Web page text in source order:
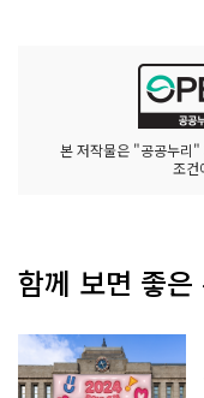
본 저작물은 "공공누리"
조건
함께 보면 좋은